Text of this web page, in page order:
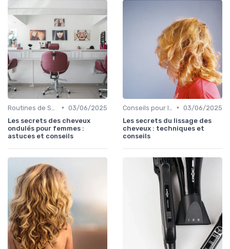
• 03/06/2025
Les secrets des cheveux
ondulés pour femmes :
astuces et conseils
• 03/06/2025
Les secrets du lissage des
cheveux : techniques et
conseils